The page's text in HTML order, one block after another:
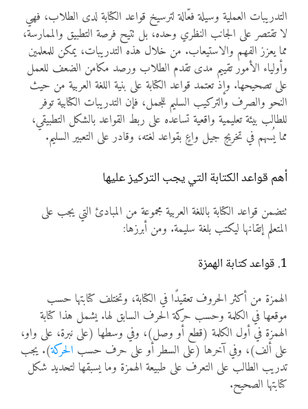
التدريبات العملية وسيلة فعّالة لترسيخ قواعد الكتابة لدى الطلاب، فهي
لا تقتصر على الجانب النظري وحده، بل تتيح فرصة التطبيق والممارسة،
مما يعزز الفهم والاستيعاب. من خلال هذه التدريبات، يمكن للمعلمين
وأولياء الأمور تقييم مدى تقدم الطلاب ورصد مكامن الضعف للعمل
على تصحيحها. وإذ تعتمد قواعد الكتابة على بنية اللغة العربية من حيث
النحو والصرف والتركيب السليم للجمل، فإن التدريبات الكتابية توفر
للطالب بيئة تعليمية واقعية تساعده على ربط القواعد بالشكل التطبيقي،
مما يُسهم في تخريج جيل واعٍ بقواعد لغته، وقادر على التعبير السليم.
أهم قواعد الكتابة التي يجب التركيز عليها
تتضمن قواعد الكتابة باللغة العربية مجموعة من المبادئ التي يجب على
المتعلم إتقانها ليكتب بلغة سليمة. ومن أبرزها:
1. قواعد كتابة الهمزة
الهمزة من أكثر الحروف تعقيدًا في الكتابة، وتختلف كتابتها حسب
موقعها في الكلمة وحسب حركة الحرف السابق لها. يشمل هذا كتابة
الهمزة في أول الكلمة (قطع أو وصل)، وفي وسطها (على نبرة، على واو،
على ألف)، وفي آخرها (على السطر أو على حرف حسب الحركة). يجب
تدريب الطالب على التعرف على طبيعة الهمزة وما يسبقها لتحديد شكل
كتابتها الصحيح.